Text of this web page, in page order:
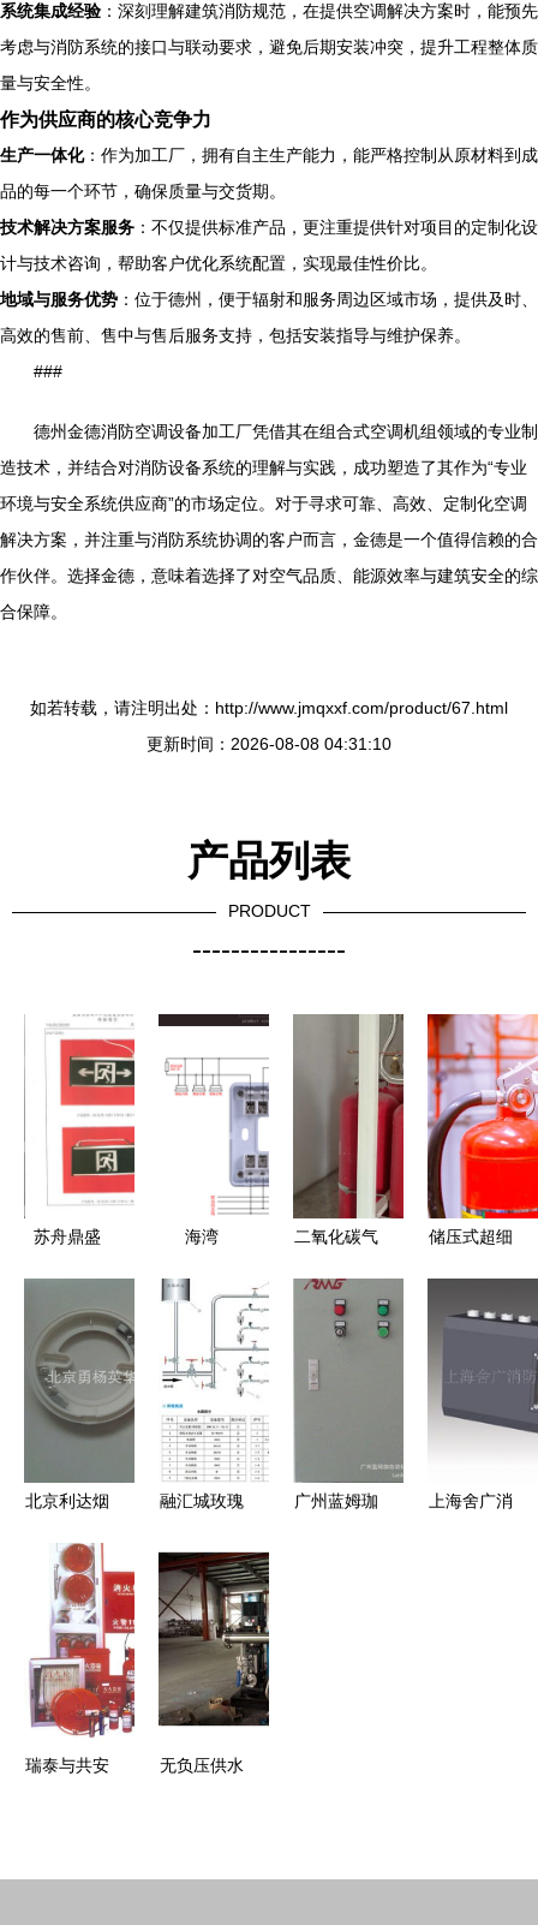
系统集成经验 ：深刻理解建筑消防规范，在提供空调解决方案时，能预先
考虑与消防系统的接口与联动要求，避免后期安装冲突，提升工程整体质
量与安全性。
作为供应商的核心竞争力
生产一体化：作为加工厂，拥有自主生产能力，能严格控制从原材料到成
品的每一个环节，确保质量与交货期。
技术解决方案服务 ：不仅提供标准产品，更注重提供针对项目的定制化设
计与技术咨询，帮助客户优化系统配置，实现最佳性价比。
地域与服务优势 ：位于德州，便于辐射和服务周边区域市场，提供及时、
高效的售前、售中与售后服务支持，包括安装指导与维护保养。
###
德州金德消防空调设备加工厂凭借其在组合式空调机组领域的专业制
造技术，并结合对消防设备系统的理解与实践，成功塑造了其作为“专业
环境与安全系统供应商”的市场定位。对于寻求可靠、高效、定制化空调
解决方案，并注重与消防系统协调的客户而言，金德是一个值得信赖的合
作伙伴。选择金德，意味着选择了对空气品质、能源效率与建筑安全的综
合保障。
如若转载，请注明出处：http://www.jmqxxf.com/product/67.html
更新时间：2026-08-08 04:31:10
产品列表
PRODUCT
----------------
苏舟鼎盛
3LRO I
E1W-HJ消
防应急疏散
指示标志灯
明解决方案
海湾
8301、
8302C、
8303、
8305消防
模块接线全
解析
二氧化碳气
与泡沫灭火
剂 太原成
安消防设备
储压式超细
置 现代化
守护先锋
北京利达烟
LD3000EN/A
品质彰显消
防科技新高
度
融汇城玫瑰
程 引入江
苏强盾自动
跟踪定位射
流灭火装
置，为消防
安全筑起智
广州蓝姆珈
上海舍广消
瑞泰与共安
无负压供水